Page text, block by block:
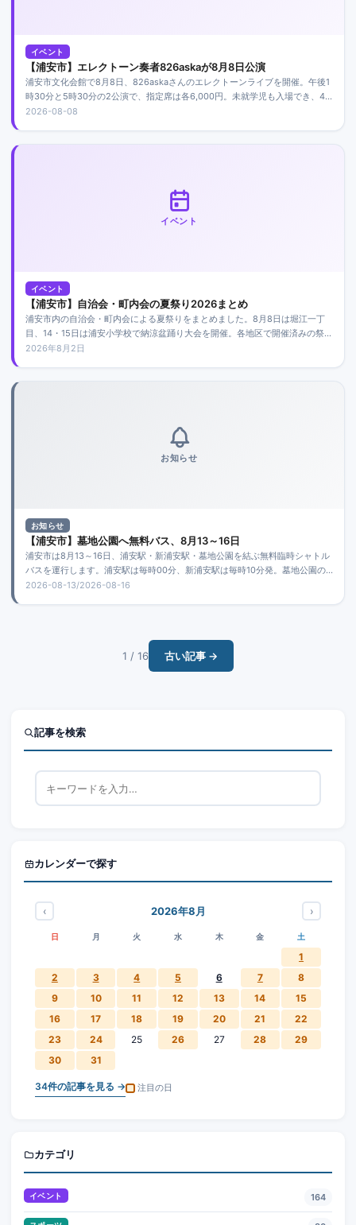
イベント
【浦安市】エレクトーン奏者826askaが8月8日公演
浦安市文化会館で8月8日、826askaさんのエレクトーンライブを開催。午後1
時30分と5時30分の2公演で、指定席は各6,000円。未就学児も入場でき、4
歳未満は膝上鑑賞が可能です。
2026-08-08
イベント
イベント
【浦安市】自治会・町内会の夏祭り2026まとめ
浦安市内の自治会・町内会による夏祭りをまとめました。8月8日は堀江一丁
目、14・15日は浦安小学校で納涼盆踊り大会を開催。各地区で開催済みの祭り
や、参加時の注意点も紹介します。
2026年8月2日
お知らせ
お知らせ
【浦安市】墓地公園へ無料バス、8月13～16日
浦安市は8月13～16日、浦安駅・新浦安駅・墓地公園を結ぶ無料臨時シャトル
バスを運行します。浦安駅は毎時00分、新浦安駅は毎時10分発。墓地公園の
駐車場混雑が予想されています。
2026-08-13/2026-08-16
1 / 16 古い記事 →
記事を検索
カレンダーで探す
‹ 2026年8月 ›
日 月 火 水 木 金 土
1
2
3 4 5 6 7
8
9
10 11 12 13 14
15
16
17 18 19 20 21
22
23
24 25 26 27 28
29
30
31
34件の記事を見る → 注目の日
カテゴリ
イベント 164